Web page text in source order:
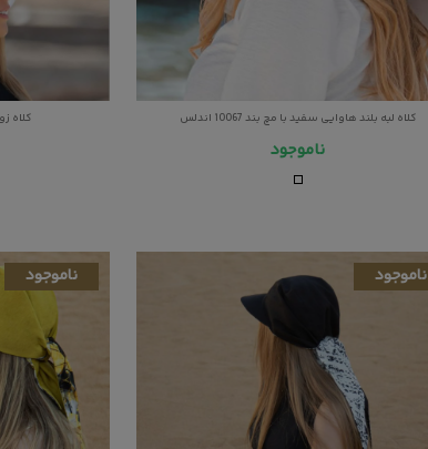
کلاه لبه بلند هاوایی سفید با مچ بند 10067 اندلس
ناموجود
کلاه
ناموجود ناموجود